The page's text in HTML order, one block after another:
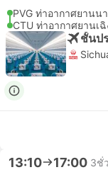
PVG ท่าอากาศยานน
CTU ท่าอากาศยานเฉิ
ชั้นป
13:10 17:00 3ชั่